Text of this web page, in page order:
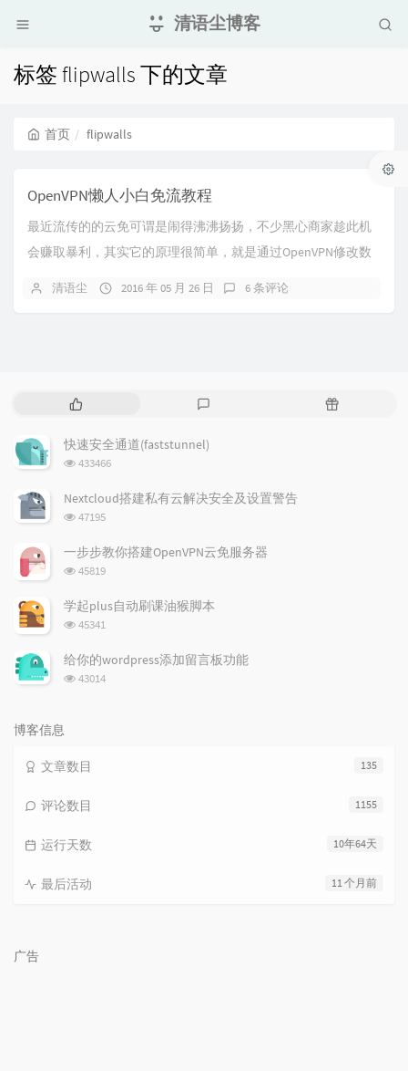
清语尘博客
标签 flipwalls 下的文章
首页 flipwalls
OpenVPN懒人小白免流教程
最近流传的的云免可谓是闹得沸沸扬扬，不少黑心商家趁此机
会赚取暴利，其实它的原理很简单，就是通过OpenVPN修改数
清语尘 2016 年 05 月 26 日 6 条评论
热
文
章
随
快速安全通道(faststunnel)
浏
次
433466
Nextcloud搭建私有云解决安全及设置警告
浏
次
数:
47195
一步步教你搭建OpenVPN云免服务器
浏
次
数:
45819
学起plus自动刷课油猴脚本
浏
次
数:
45341
给你的wordpress添加留言板功能
浏
43014
博客信息
135
文章数目
1155
评论数目
10年64天
运行天数
11 个月前
最后活动
广告